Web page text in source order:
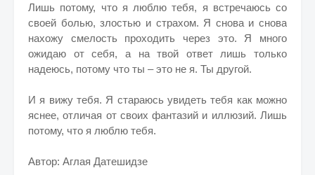
Лишь потому, что я люблю тебя, я встречаюсь со
своей болью, злостью и страхом. Я снова и снова
нахожу смелость проходить через это. Я много
ожидаю от себя, а на твой ответ лишь только
надеюсь, потому что ты – это не я. Ты другой.
И я вижу тебя. Я стараюсь увидеть тебя как можно
яснее, отличая от своих фантазий и иллюзий. Лишь
потому, что я люблю тебя.
Автор: Аглая Датешидзе